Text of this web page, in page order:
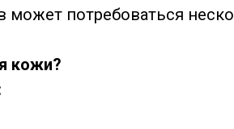
может потребоваться
кожи?